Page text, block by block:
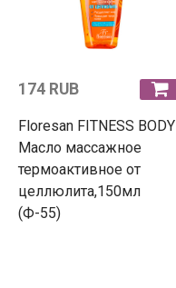
174 RUB
Floresan FITNESS BODY
Масло массажное
термоактивное от
целлюлита,150мл
(Ф-55)